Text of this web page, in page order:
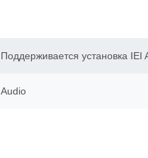
Поддерживается установка
Audio